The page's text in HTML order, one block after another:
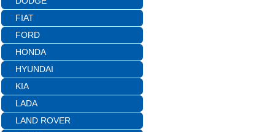
FIAT
FORD
HONDA
HYUNDAI
KIA
LADA
LAND ROVER